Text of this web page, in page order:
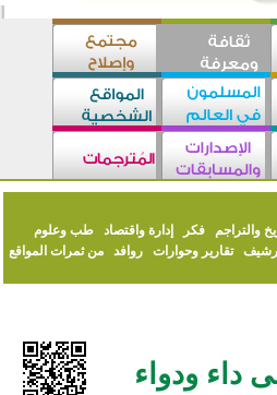
والتراجم فكر إدارة واقتصاد
طب وعلوم
تقارير وحوارات روافد من ثمرات المواقع
داء ودواء